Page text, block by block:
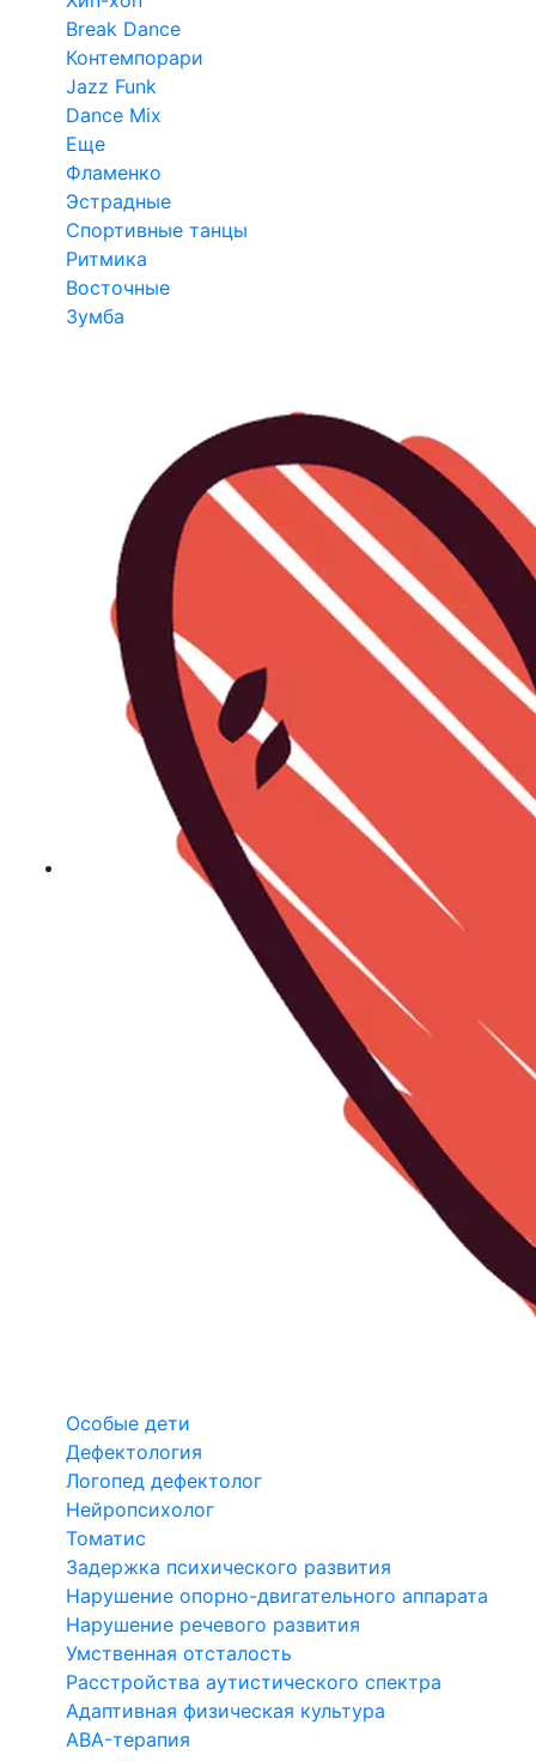
Break Dance
Контемпорари
Jazz Funk
Dance Mix
Еще
Фламенко
Эстрадные
Спортивные танцы
Ритмика
Восточные
Зумба
Особые дети
Дефектология
Логопед дефектолог
Нейропсихолог
Томатис
Задержка психического развития
Нарушение опорно-двигательного аппарата
Нарушение речевого развития
Умственная отсталость
Расстройства аутистического спектра
Адаптивная физическая культура
ABA-терапия